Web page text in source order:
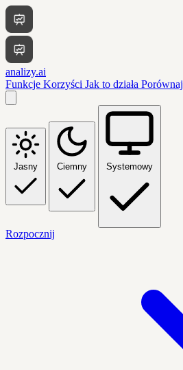
analizy.ai
Funkcje Korzyści Jak to działa Porównaj
Jasny Ciemny Systemowy
Rozpocznij